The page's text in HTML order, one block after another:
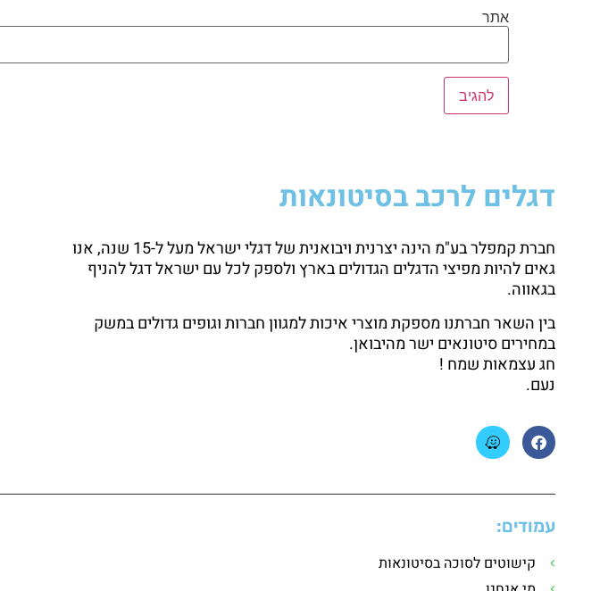
אתר
דגלים לרכב בסיטונאות
חברת קמפלר בע"מ הינה יצרנית ויבואנית של דגלי ישראל מעל ל-15 שנה, אנו
גאים להיות מפיצי הדגלים הגדולים בארץ ולספק לכל עם ישראל דגל להניף
בגאווה.
בין השאר חברתנו מספקת מוצרי איכות למגוון חברות וגופים גדולים במשק
במחירים סיטונאים ישר מהיבואן.
חג עצמאות שמח !
נעם.
עמודים:
קישוטים לסוכה בסיטונאות